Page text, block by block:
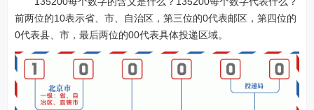
前两位的10表示省、市、自治区，第三位的0代表邮区，第四位的
0代表县、市，最后两位的00代表具体投递区域。